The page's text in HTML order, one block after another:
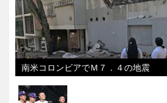
南米コロンビアでＭ７．４の地震